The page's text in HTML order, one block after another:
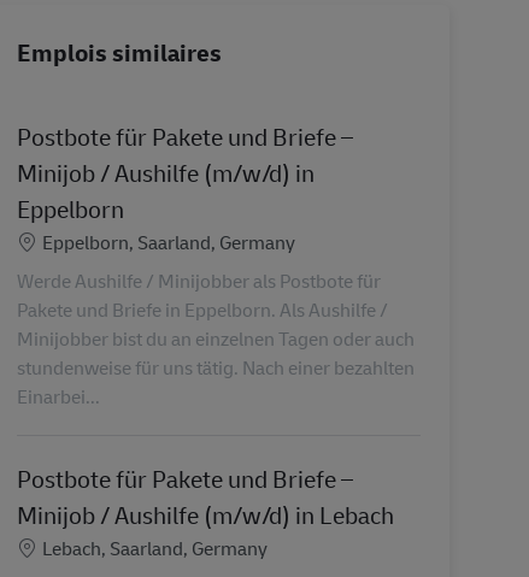
Emplois similaires
Postbote für Pakete und Briefe –
Minijob / Aushilfe (m/w/d) in
Eppelborn
LieuEppelborn, Saarland, Germany
Werde Aushilfe / Minijobber als Postbote für
Pakete und Briefe in Eppelborn. Als Aushilfe /
Minijobber bist du an einzelnen Tagen oder auch
stundenweise für uns tätig. Nach einer bezahlten
Einarbei...
Postbote für Pakete und Briefe –
Minijob / Aushilfe (m/w/d) in Lebach
LieuLebach, Saarland, Germany